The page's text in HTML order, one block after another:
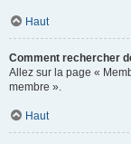
Haut
Comment rechercher
Allez sur la page «
membre ».
Haut